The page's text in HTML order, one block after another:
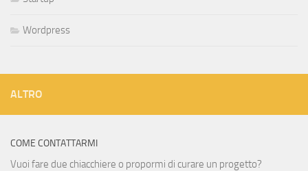
Wordpress
ALTRO
COME CONTATTARMI
Vuoi fare due chiacchiere o propormi di curare un progetto?